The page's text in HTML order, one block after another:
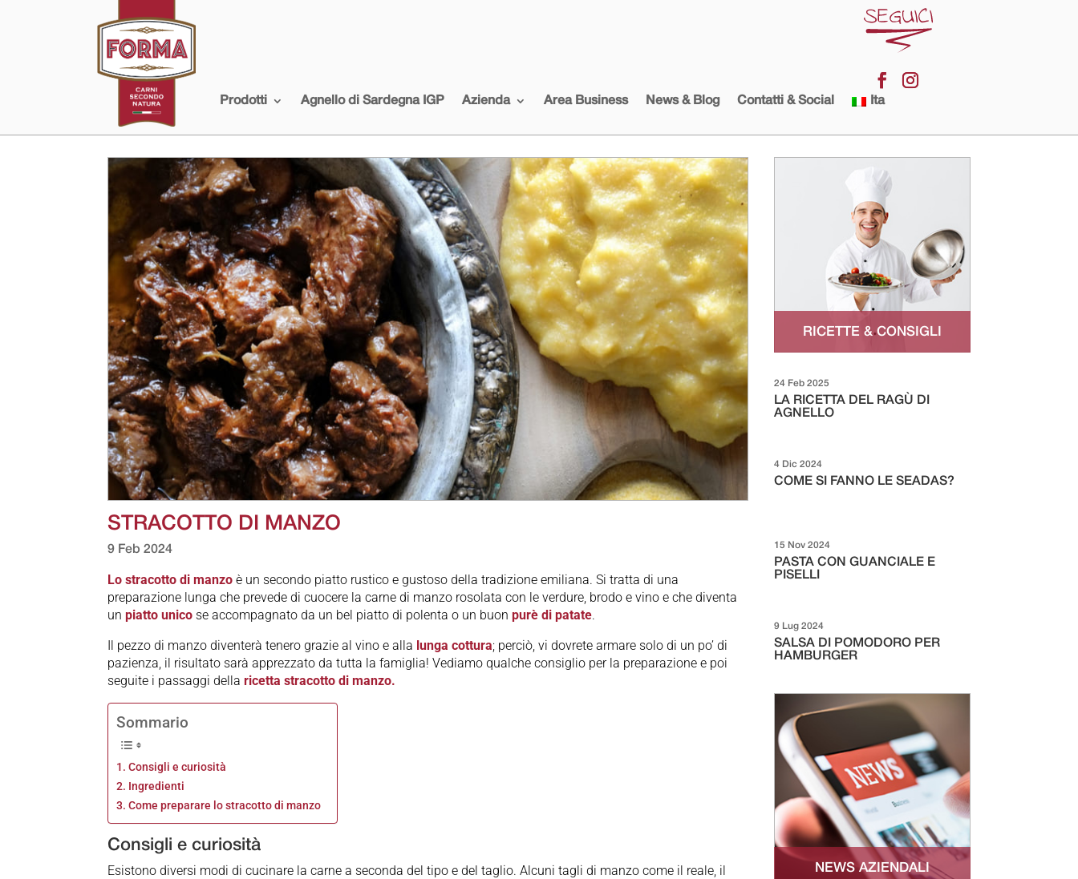
Prodotti Agnello di Sardegna IGP Azienda Area Business News & Blog Contatti & Social Ita
STRACOTTO DI MANZO
9 Feb 2024
Lo stracotto di manzo è un secondo piatto rustico e gustoso della tradizione emiliana. Si tratta di una
preparazione lunga che prevede di cuocere la carne di manzo rosolata con le verdure, brodo e vino e che diventa
unpiatto unico se accompagnato da un bel piatto di polenta o un buonpurè di patate.
Il pezzo di manzo diventerà tenero grazie al vino e alla lunga cottura; perciò, vi dovrete armare solo di un po’ di
pazienza, il risultato sarà apprezzato da tutta la famiglia! Vediamo qualche consiglio per la preparazione e poi
seguite i passaggi dellaricetta stracotto di manzo.
Sommario
Consigli e curiosità
Ingredienti
Come preparare lo stracotto di manzo
Consigli e curiosità
Esistono diversi modi di cucinare la carne a seconda del tipo e del taglio. Alcuni tagli di manzo come il reale, il
RICETTE & CONSIGLI
LA RICETTA DEL RAGÙ DI
AGNELLO
24 Feb 2025
COME SI FANNO LE SEADAS?
4 Dic 2024
PASTA CON GUANCIALE E
PISELLI
15 Nov 2024
SALSA DI POMODORO PER
HAMBURGER
9 Lug 2024
NEWS AZIENDALI